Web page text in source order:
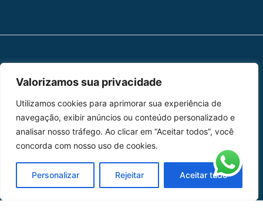
Valorizamos sua privacidade
Utilizamos cookies para aprimorar sua experiência de
navegação, exibir anúncios ou conteúdo personalizado e
analisar nosso tráfego. Ao clicar em “Aceitar todos”, você
concorda com nosso uso de cookies.
Personalizar Rejeitar Aceitar tudo
Peças
Catálogo de Aplicações
Oficina de Mangueiras